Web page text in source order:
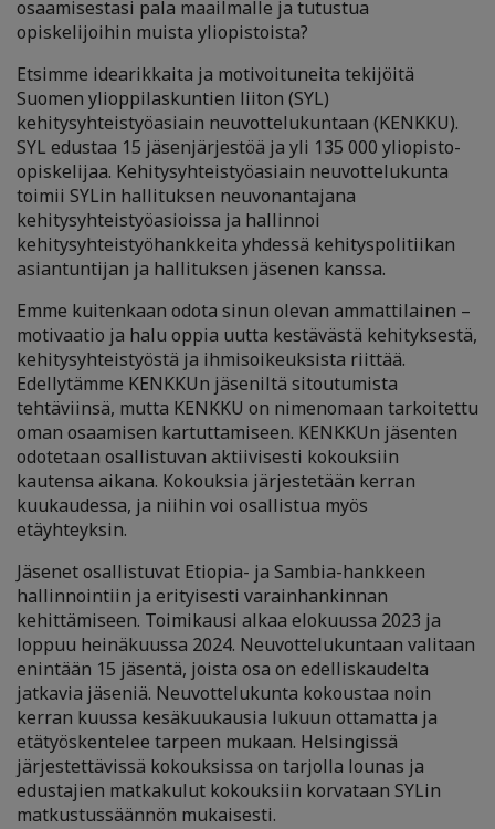
osaamisestasi pala maailmalle ja tutustua
opiskelijoihin muista yliopistoista?
Etsimme idearikkaita ja motivoituneita tekijöitä
Suomen ylioppilaskuntien liiton (SYL)
kehitysyhteistyöasiain neuvottelukuntaan (KENKKU).
SYL edustaa 15 jäsenjärjestöä ja yli 135 000 yliopisto-
opiskelijaa. Kehitysyhteistyöasiain neuvottelukunta
toimii SYLin hallituksen neuvonantajana
kehitysyhteistyöasioissa ja hallinnoi
kehitysyhteistyöhankkeita yhdessä kehityspolitiikan
asiantuntijan ja hallituksen jäsenen kanssa.
Emme kuitenkaan odota sinun olevan ammattilainen –
motivaatio ja halu oppia uutta kestävästä kehityksestä,
kehitysyhteistyöstä ja ihmisoikeuksista riittää.
Edellytämme KENKKUn jäseniltä sitoutumista
tehtäviinsä, mutta KENKKU on nimenomaan tarkoitettu
oman osaamisen kartuttamiseen. KENKKUn jäsenten
odotetaan osallistuvan aktiivisesti kokouksiin
kautensa aikana. Kokouksia järjestetään kerran
kuukaudessa, ja niihin voi osallistua myös
etäyhteyksin.
Jäsenet osallistuvat Etiopia- ja Sambia-hankkeen
hallinnointiin ja erityisesti varainhankinnan
kehittämiseen. Toimikausi alkaa elokuussa 2023 ja
loppuu heinäkuussa 2024. Neuvottelukuntaan valitaan
enintään 15 jäsentä, joista osa on edelliskaudelta
jatkavia jäseniä. Neuvottelukunta kokoustaa noin
kerran kuussa kesäkuukausia lukuun ottamatta ja
etätyöskentelee tarpeen mukaan. Helsingissä
järjestettävissä kokouksissa on tarjolla lounas ja
edustajien matkakulut kokouksiin korvataan SYLin
matkustussäännön mukaisesti.